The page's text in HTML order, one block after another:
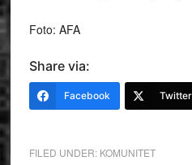
Foto: AFA
Share via:
Facebook Twitter
FILED UNDER: KOMUNITET